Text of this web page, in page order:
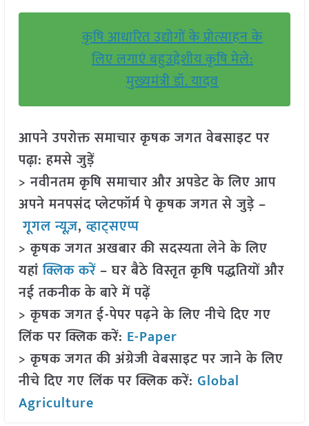
कृषि आधारित उद्योगों के प्रोत्साहन के
लिए लगाएं बहुउद्देशीय कृषि मेले:
मुख्यमंत्री डॉ. यादव
आपने उपरोक्त समाचार कृषक जगत वेबसाइट पर
पढ़ा: हमसे जुड़ें
> नवीनतम कृषि समाचार और अपडेट के लिए आप
अपने मनपसंद प्लेटफॉर्म पे कृषक जगत से जुड़े –
गूगल न्यूज़,व्हाट्सएप्प
> कृषक जगत अखबार की सदस्यता लेने के लिए
यहांक्लिक करें– घर बैठे विस्तृत कृषि पद्धतियों और
नई तकनीक के बारे में पढ़ें
> कृषक जगत ई-पेपर पढ़ने के लिए नीचे दिए गए
लिंक पर क्लिक करें: E-Paper
> कृषक जगत की अंग्रेजी वेबसाइट पर जाने के लिए
नीचे दिए गए लिंक पर क्लिक करें: Global
Agriculture